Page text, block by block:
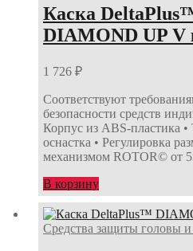
Каска
DIAMOND UP V
1 726 ₽
Соответствуют
безопасности средств
Корпус из ABS-пластика •
оснастка • Регулировка
механизмом ROTOR© от
В корзину
Средства защиты головы